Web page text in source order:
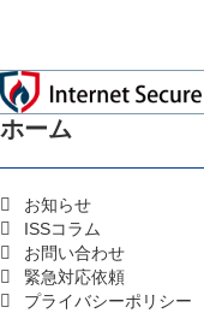
ホーム
お知らせ
ISSコラム
お問い合わせ
緊急対応依頼
プライバシーポリシー